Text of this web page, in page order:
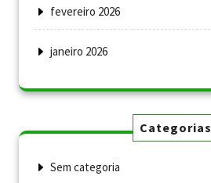
fevereiro 2026
janeiro 2026
Categorias
Sem categoria